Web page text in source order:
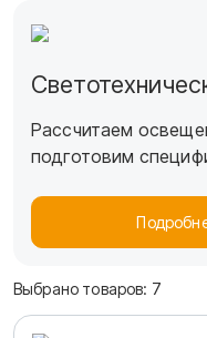
EM-
Рассчитаем
подготовим
Выбрано товаров: 7